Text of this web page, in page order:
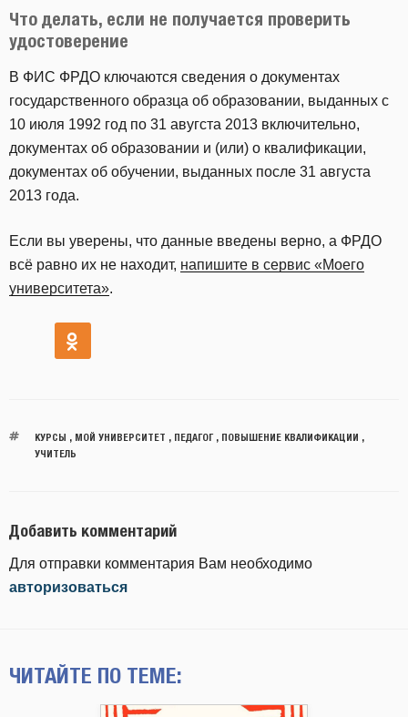
Что делать, если не получается проверить
удостоверение
В ФИС ФРДО ключаются сведения о документах
государственного образца об образовании, выданных с
10 июля 1992 год по 31 авугста 2013 включительно,
документах об образовании и (или) о квалификации,
документах об обучении, выданных после 31 августа
2013 года.
Если вы уверены, что данные введены верно, a ФРДО
всё равно их не находит, напишите в сервис «Моего
университета».
КУРСЫ , МОЙ УНИВЕРСИТЕТ , ПЕДАГОГ, ПОВЫШЕНИЕ КВАЛИФИКАЦИИ ,
УЧИТЕЛЬ
Добавить комментарий
Для отправки комментария Вам необходимо
авторизоваться
ЧИТАЙТЕ ПО ТЕМЕ: